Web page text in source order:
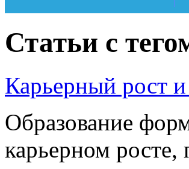
Статьи с
Карьерный рост
Образование
карьерном росте,